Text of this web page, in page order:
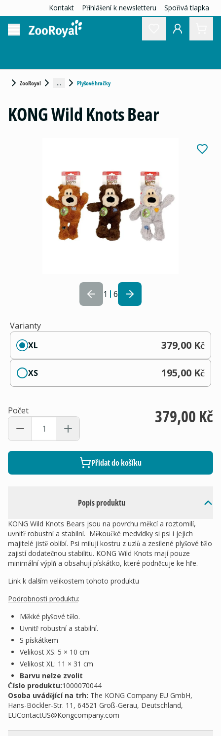
Kontakt Přihlášení k newsletteru Spořivá tlapka
ZooRoyal ... Plyšové hračky
1 6
Popis produktu
KONG Wild Knots Bears jsou na povrchu měkcí a roztomilí,
uvnitř robustní a stabilní. Měkoučké medvídky si psi i jejich
majitelé jistě oblíbí. Psi milují kostru z uzlů a zesílené plyšové tělo
zajistí dodatečnou stabilitu. KONG Wild Knots mají pouze
minimální výplň a obsahují pískátko, které podněcuje ke hře.
Link k dalším velikostem tohoto produktu
Podrobnosti produktu:
Měkké plyšové tělo.
Uvnitř robustní a stabilní.
S pískátkem
Velikost XS: 5 × 10 cm
Velikost XL: 11 × 31 cm
Barvu nelze zvolit
Číslo produktu:1000070044
Osoba uvádějící na trh: The KONG Company EU GmbH,
Hans-Böckler-Str. 11, 64521 Groß-Gerau, Deutschland,
EUContactUS@Kongcompany.com
KONG Wild Knots Bear
Varianty
XL
379,00 Kč
XS 195,00 Kč
Počet 379,00 Kč
Přidat do košíku